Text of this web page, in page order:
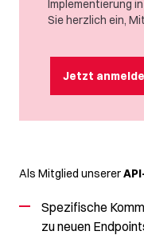
Implementierung
Sie herzlich ein,
Jetzt
Als Mitglied unserer
Spezifische
zu neuen